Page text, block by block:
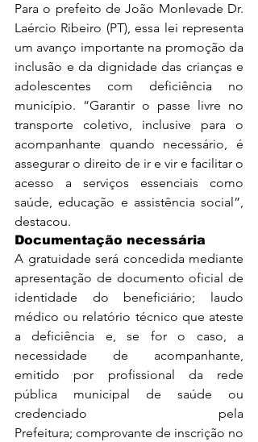
Para o prefeito de João Monlevade Dr.
Laércio Ribeiro (PT), essa lei representa
um avanço importante na promoção da
inclusão e da dignidade das crianças e
adolescentes com deficiência no
município. “Garantir o passe livre no
transporte coletivo, inclusive para o
acompanhante quando necessário, é
assegurar o direito de ir e vir e facilitar o
acesso a serviços essenciais como
saúde, educação e assistência social”,
destacou.
Documentação necessária
A gratuidade será concedida mediante
apresentação de documento oficial de
identidade do beneficiário; laudo
médico ou relatório técnico que ateste
a deficiência e, se for o caso, a
necessidade de acompanhante,
emitido por profissional da rede
pública municipal de saúde ou
credenciado pela
Prefeitura; comprovante de inscrição no